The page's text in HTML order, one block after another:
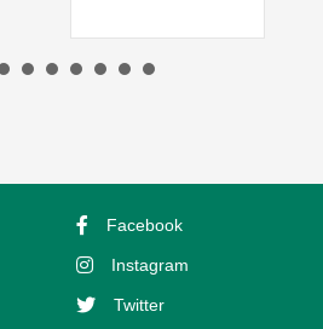
Facebook
Instagram
Twitter